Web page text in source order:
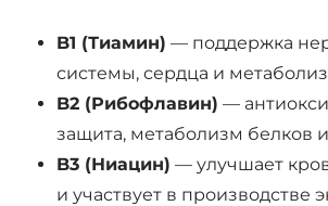
B1 (Тиамин) — поддержка
системы, сердца и
B2 (Рибофлавин) —
защита, метаболизм белков
B3 (Ниацин) — улучшает
и участвует в производстве